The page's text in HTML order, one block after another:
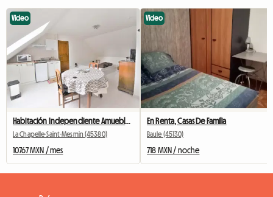
Video
La Chapelle-Saint-Mesmin (45380)
10767 MXN / mes
Video
En Renta, Casas De Familia
Baule (45130)
718 MXN / noche